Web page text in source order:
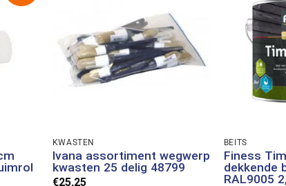
KWASTEN
Ivana assortiment wegwerp
kwasten 25 delig 48799
€25,25
BEITS
Finess
dekkende
RAL9005